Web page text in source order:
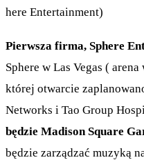
here Entertainment)
Pierwsza firma, Sphere
Sphere w Las Vegas (
której otwarcie
Networks i Tao Group
będzie Madison Square
będzie zarządzać muzyką